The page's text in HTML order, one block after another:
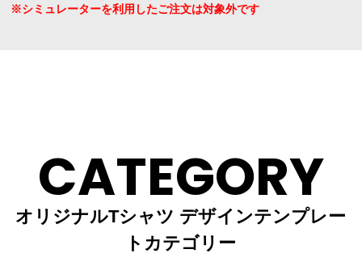
※シミュレーターを利用したご注文は対象外です
CATEGORY
オリジナルTシャツ デザインテンプレー
トカテゴリー